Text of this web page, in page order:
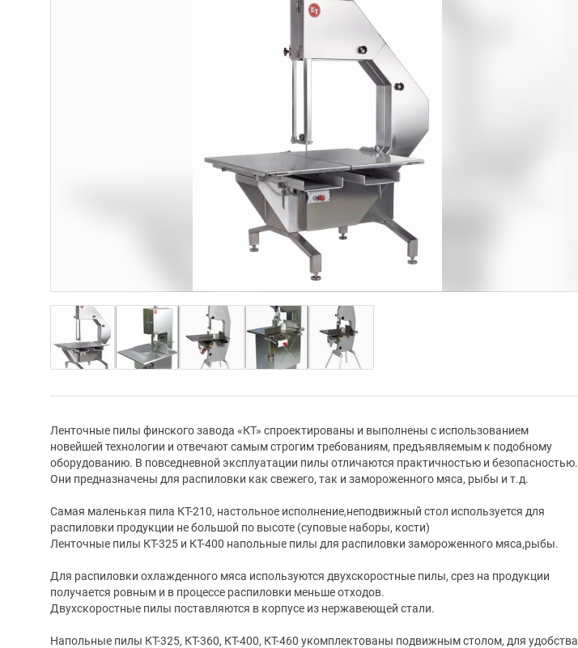
Ленточные пилы финского завода «КТ» спроектированы и выполнены с использованием
новейшей технологии и отвечают самым строгим требованиям, предъявляемым к подобному
оборудованию. В повседневной эксплуатации пилы отличаются практичностью и безопасностью.
Они предназначены для распиловки как свежего, так и замороженного мяса, рыбы и т.д.
Самая маленькая пила КТ-210, настольное исполнение,неподвижный стол используется для
распиловки продукции не большой по высоте (суповые наборы, кости)
Ленточные пилы КТ-325 и КТ-400 напольные пилы для распиловки замороженного мяса,рыбы.
Для распиловки охлажденного мяса используются двухскоростные пилы, срез на продукции
получается ровным и в процессе распиловки меньше отходов.
Двухскоростные пилы поставляются в корпусе из нержавеющей стали.
Напольные пилы КТ-325, КТ-360, КТ-400, КТ-460 укомплектованы подвижным столом, для удобства